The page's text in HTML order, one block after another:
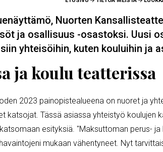
Nuorten
ja osallisuus -osastoksi. Uusi
yhteisöihin, kuten kouluihin ja
ja koulu teatterissa
2023 painopistealueena on nuoret ja
katsojat. Tässä asiassa yhteistyö koulujen
esityksiä. "Maksuttoman perus-
mukaan vähentyneet. Nyt